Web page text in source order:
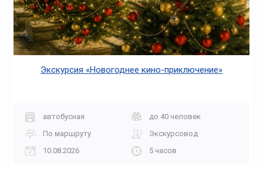
Экскурсия «Новогоднее кино-приключение»
автобусная
до 40 человек
По маршруту
Экскурсовод
10.08.2026
5 часов